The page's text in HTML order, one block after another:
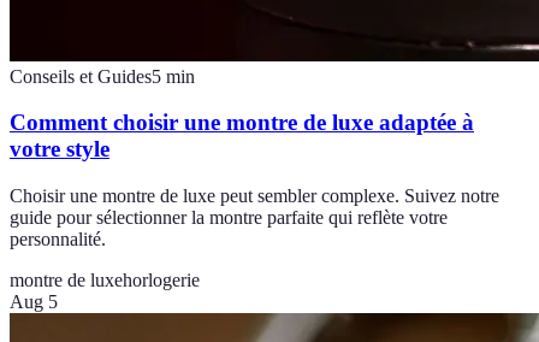
Conseils et Guides5 min
Comment choisir une montre de luxe adaptée à
votre style
Choisir une montre de luxe peut sembler complexe. Suivez notre
guide pour sélectionner la montre parfaite qui reflète votre
personnalité.
montre de luxehorlogerie
Aug 5